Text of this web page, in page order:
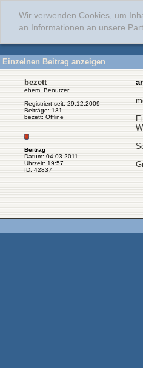
Wir verwenden Cookies, um
an Informationen an unsere
Einzelnen Beitrag anzeigen
bezett
ehem. Benutzer
Registriert seit: 29.12.2009
Beiträge: 131
bezett: Offline
Beitrag
Datum: 04.03.2011
Uhrzeit: 19:57
ID: 42837